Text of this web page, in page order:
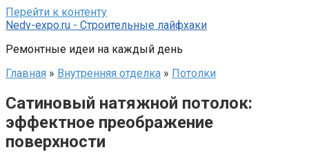
Перейти к контенту
Nedv-expo.ru - Строительные лайфхаки
Ремонтные идеи на каждый день
Главная » Внутренняя отделка » Потолки
Сатиновый натяжной потолок:
эффектное преображение
поверхности